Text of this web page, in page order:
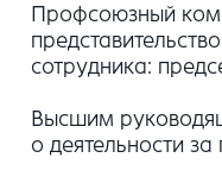
Профсоюзный
сотрудника:
Высшим
о деятельности